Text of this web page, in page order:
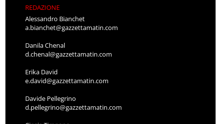
REDAZIONE
Alessandro Bianchet
a.bianchet@gazzettamatin.com
Danila Chenal
d.chenal@gazzettamatin.com
Erika David
e.david@gazzettamatin.com
Davide Pellegrino
d.pellegrino@gazzettamatin.com